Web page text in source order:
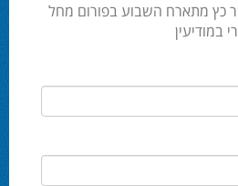
כץ מתארח השבוע בפורום מחל
במודיעין